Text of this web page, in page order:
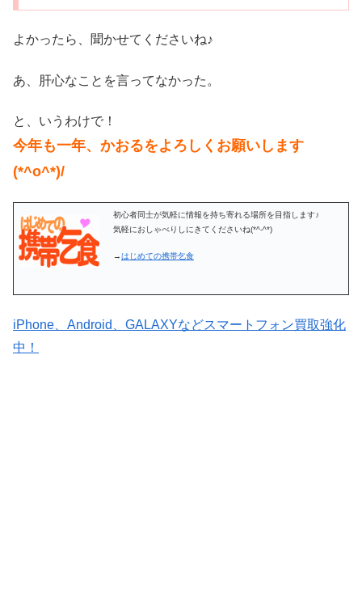
よかったら、聞かせてくださいね♪
あ、肝心なことを言ってなかった。
と、いうわけで！
今年も一年、かおるをよろしくお願いします
(*^o^*)/
初心者同士が気軽に情報を持ち寄れる場所を目指します♪
気軽におしゃべりしにきてくださいね(*^-^*)
→はじめての携帯乞食
iPhone、Android、GALAXYなどスマートフォン買取強化
中！